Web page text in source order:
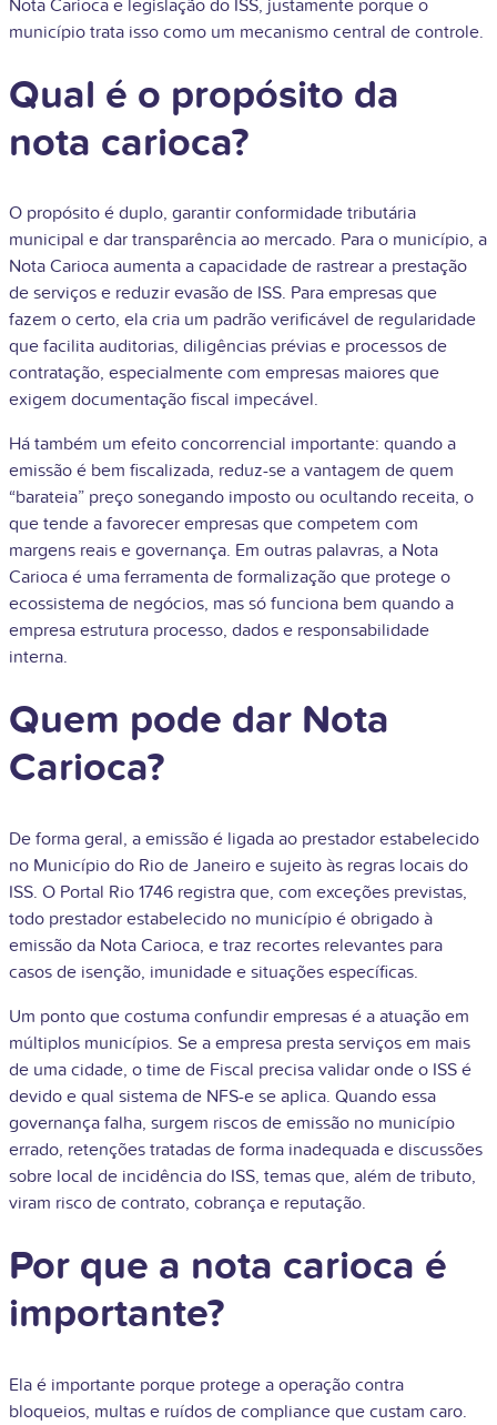
Nota Carioca e legislação do ISS, justamente porque o
município trata isso como um mecanismo central de controle.
Qual é o propósito da
nota carioca?
O propósito é duplo, garantir conformidade tributária
municipal e dar transparência ao mercado. Para o município, a
Nota Carioca aumenta a capacidade de rastrear a prestação
de serviços e reduzir evasão de ISS. Para empresas que
fazem o certo, ela cria um padrão verificável de regularidade
que facilita auditorias, diligências prévias e processos de
contratação, especialmente com empresas maiores que
exigem documentação fiscal impecável.
Há também um efeito concorrencial importante: quando a
emissão é bem fiscalizada, reduz-se a vantagem de quem
“barateia” preço sonegando imposto ou ocultando receita, o
que tende a favorecer empresas que competem com
margens reais e governança. Em outras palavras, a Nota
Carioca é uma ferramenta de formalização que protege o
ecossistema de negócios, mas só funciona bem quando a
empresa estrutura processo, dados e responsabilidade
interna.
Quem pode dar Nota
Carioca?
De forma geral, a emissão é ligada ao prestador estabelecido
no Município do Rio de Janeiro e sujeito às regras locais do
ISS. O Portal Rio 1746 registra que, com exceções previstas,
todo prestador estabelecido no município é obrigado à
emissão da Nota Carioca, e traz recortes relevantes para
casos de isenção, imunidade e situações específicas.
Um ponto que costuma confundir empresas é a atuação em
múltiplos municípios. Se a empresa presta serviços em mais
de uma cidade, o time de Fiscal precisa validar onde o ISS é
devido e qual sistema de NFS-e se aplica. Quando essa
governança falha, surgem riscos de emissão no município
errado, retenções tratadas de forma inadequada e discussões
sobre local de incidência do ISS, temas que, além de tributo,
viram risco de contrato, cobrança e reputação.
Por que a nota carioca é
importante?
Ela é importante porque protege a operação contra
bloqueios, multas e ruídos de compliance que custam caro.